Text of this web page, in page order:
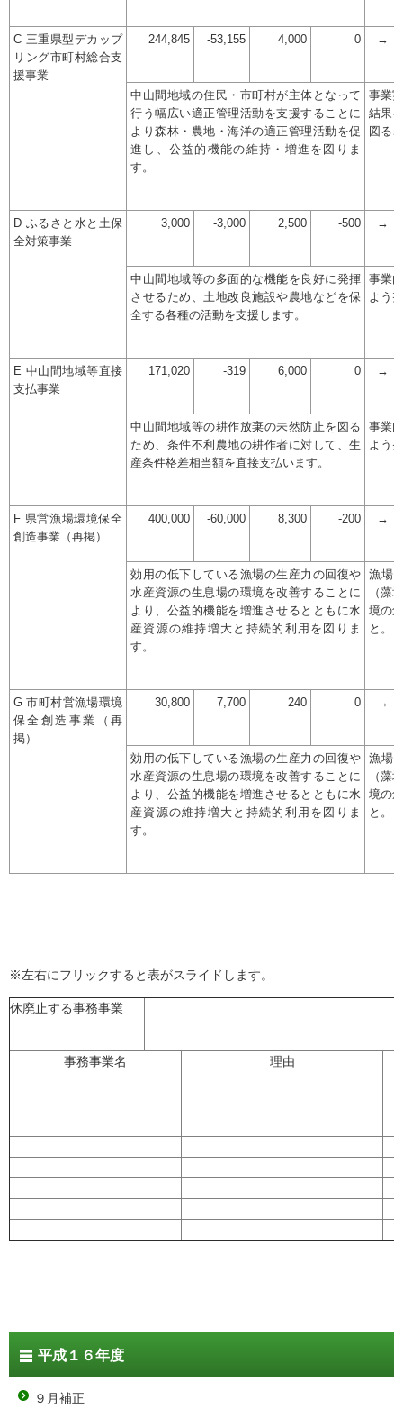
C 三重県型デカップ
リング市町村総合支
援事業
244,845 -53,155 4,000 0 →
中山間地域の住民・市町村が主体となって
行う幅広い適正管理活動を支援することに
より森林・農地・海洋の適正管理活動を促
進し、公益的機能の維持・増進を図りま
す。
事業
結果
図る
D ふるさと水と土保
全対策事業
3,000 -3,000 2,500 -500 →
中山間地域等の多面的な機能を良好に発揮
させるため、土地改良施設や農地などを保
全する各種の活動を支援します。
事業
よう
E 中山間地域等直接
支払事業
171,020 -319 6,000 0 →
中山間地域等の耕作放棄の未然防止を図る
ため、条件不利農地の耕作者に対して、生
産条件格差相当額を直接支払います。
事業
よう
F 県営漁場環境保全
創造事業（再掲）
400,000 -60,000 8,300 -200 →
効用の低下している漁場の生産力の回復や
水産資源の生息場の環境を改善することに
より、公益的機能を増進させるとともに水
産資源の維持増大と持続的利用を図りま
す。
漁場
（藻
境の
と。
G 市町村営漁場環境
保全創造事業（再
掲）
30,800 7,700 240 0 →
効用の低下している漁場の生産力の回復や
水産資源の生息場の環境を改善することに
より、公益的機能を増進させるとともに水
産資源の維持増大と持続的利用を図りま
す。
漁場
（藻
境の
と。
※左右にフリックすると表がスライドします。
休廃止する事務事業
事務事業名 理由
平成１６年度
９月補正